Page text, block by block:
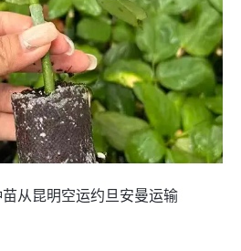
从昆明空运约旦安曼运输